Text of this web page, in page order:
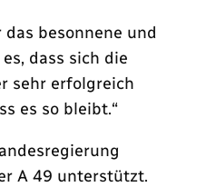
besonnene und
dass sich die
sehr erfolgreich
es so bleibt.“
A 49 unterstützt.